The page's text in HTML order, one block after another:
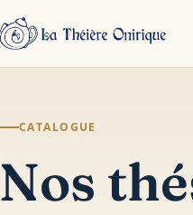
CATALOGUE
Nos